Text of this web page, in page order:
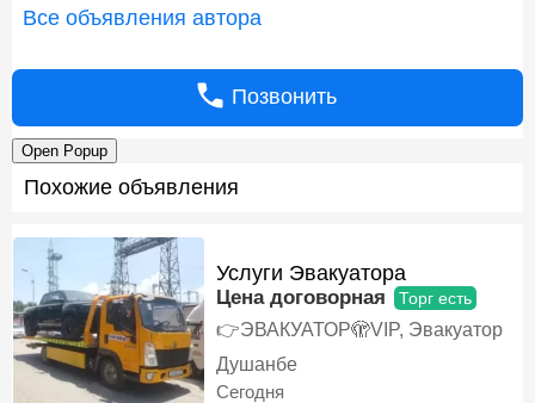
Все объявления автора
Позвонить
Open Popup
Похожие объявления
Услуги Эвакуатора
Цена договорная Торг есть
👉ЭВАКУАТОР🫣VIP, Эвакуатор
Душанбе
Сегодня